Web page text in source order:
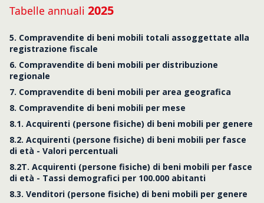
Tabelle annuali 2025
5. Compravendite di beni mobili totali assoggettate alla
registrazione fiscale
6. Compravendite di beni mobili per distribuzione
regionale
7. Compravendite di beni mobili per area geografica
8. Compravendite di beni mobili per mese
8.1. Acquirenti (persone fisiche) di beni mobili per genere
8.2. Acquirenti (persone fisiche) di beni mobili per fasce
di età - Valori percentuali
8.2T. Acquirenti (persone fisiche) di beni mobili per fasce
di età - Tassi demografici per 100.000 abitanti
8.3. Venditori (persone fisiche) di beni mobili per genere